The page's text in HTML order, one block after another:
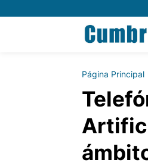
Página Principal